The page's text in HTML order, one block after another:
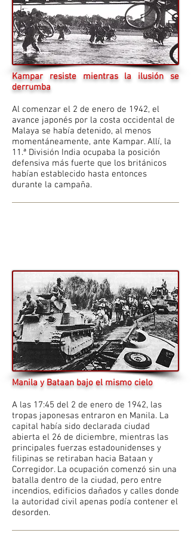
Kampar resiste mientras la ilusión se
derrumba
Al comenzar el 2 de enero de 1942, el
avance japonés por la costa occidental de
Malaya se había detenido, al menos
momentáneamente, ante Kampar. Allí, la
11.ª División India ocupaba la posición
defensiva más fuerte que los británicos
habían establecido hasta entonces
durante la campaña.
Manila y Bataan bajo el mismo cielo
A las 17:45 del 2 de enero de 1942, las
tropas japonesas entraron en Manila. La
capital había sido declarada ciudad
abierta el 26 de diciembre, mientras las
principales fuerzas estadounidenses y
filipinas se retiraban hacia Bataan y
Corregidor. La ocupación comenzó sin una
batalla dentro de la ciudad, pero entre
incendios, edificios dañados y calles donde
la autoridad civil apenas podía contener el
desorden.